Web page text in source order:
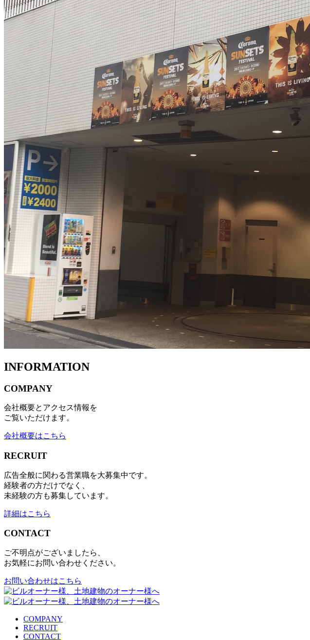
INFORMATION
COMPANY
会社概要とアクセス情報を
ご覧いただけます。
会社概要はこちら
RECRUIT
広告全般に関わる営業職を大募集中です。
経験者の方だけでなく、
未経験の方も募集しています。
詳細はこちら
CONTACT
ご不明点がございましたら、
お気軽にお問い合わせください。
お問い合わせはこちら
COMPANY
RECRUIT
CONTACT